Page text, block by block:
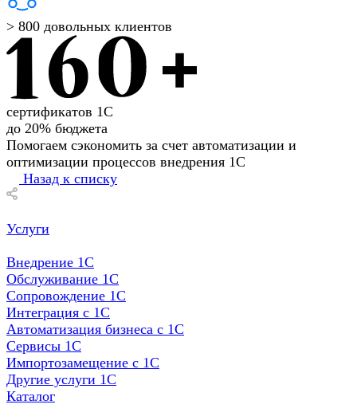
> 800 довольных клиентов
сертификатов 1С
до 20% бюджета
Помогаем сэкономить за счет автоматизации и
оптимизации процессов внедрения 1С
Назад к списку
Услуги
Внедрение 1С
Обслуживание 1С
Сопровождение 1С
Интеграция с 1С
Автоматизация бизнеса с 1С
Сервисы 1С
Импортозамещение с 1С
Другие услуги 1С
Каталог